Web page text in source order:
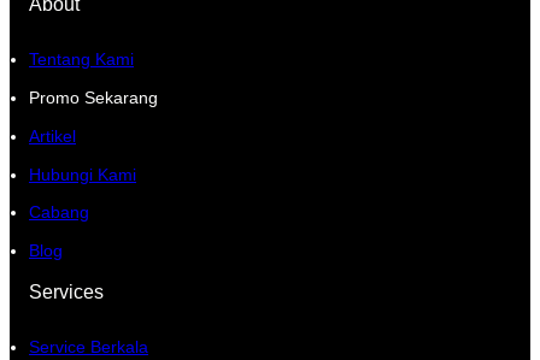
Tentang Kami
Promo Sekarang
Artikel
Hubungi Kami
Cabang
Blog
Services
Service Berkala